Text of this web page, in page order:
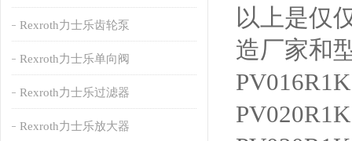
Rexroth力士乐齿轮泵
Rexroth力士乐单向阀
Rexroth力士乐过滤器
Rexroth力士乐放大器
以上是仅
造厂家和